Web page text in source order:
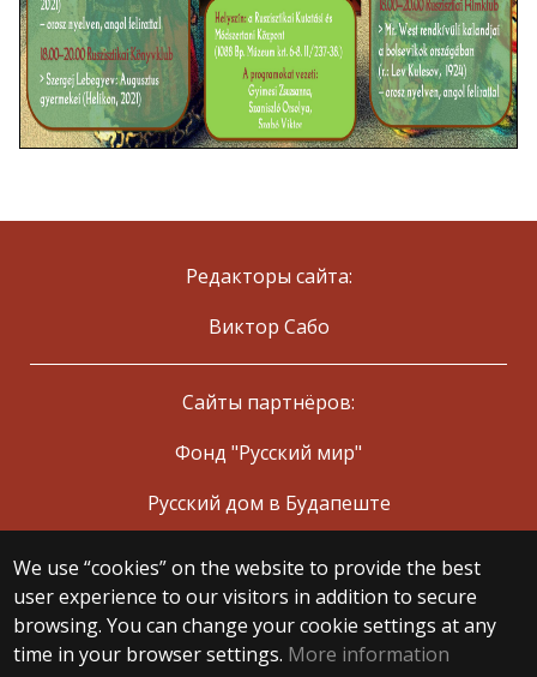
We use “cookies” on the website to provide the best
user experience to our visitors in addition to secure
browsing. You can change your cookie settings at any
time in your browser settings. More information
Редакторы сайта:
Виктор Сабо
Сайты партнёров:
Фонд "Русский мир"
Русский дом в Будапеште
© 2025 Eötvös Loránd University
All rights reserved.
H-1053 Budapest, Egyetem tér 1–3.
T: +36-1-411-6500